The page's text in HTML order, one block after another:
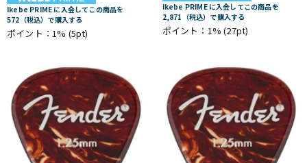
Ikebe PRIME に入会してこの商品を
572（税込）で購入する
ポイント：1% (5pt)
Ikebe PRIME に入会してこの商品を
2,871（税込）で購入する
ポイント：1%(27pt)